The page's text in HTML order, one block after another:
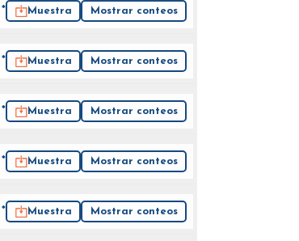
Muestra Mostrar conteos
Muestra Mostrar conteos
Muestra Mostrar conteos
Muestra Mostrar conteos
Muestra Mostrar conteos